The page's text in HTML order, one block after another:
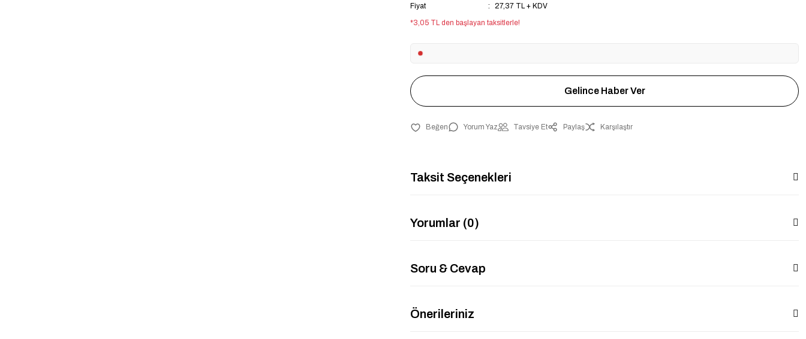
Fiyat
27,37 TL + KDV
*3,05 TL den başlayan taksitlerle!
Gelince Haber Ver
Yorum Yaz Tavsiye Et Paylaş Karşılaştır
Taksit Seçenekleri
Yorumlar (0)
Soru & Cevap
Önerileriniz